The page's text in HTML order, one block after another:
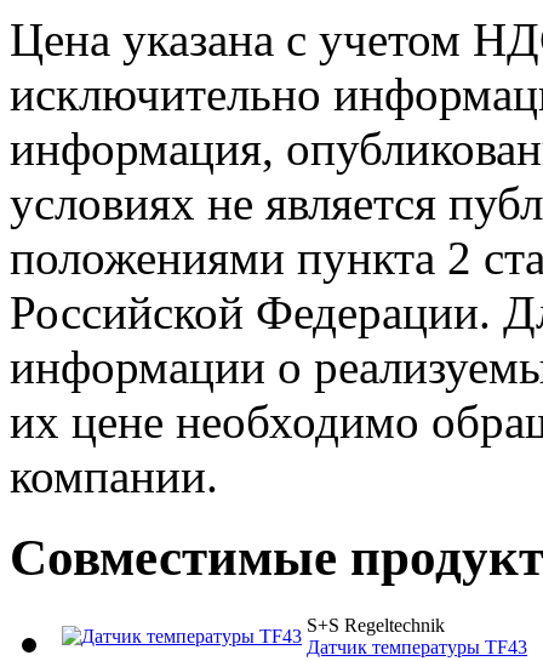
Цена указана с учетом
исключительно
информация,
условиях не является
положениями пункта 2
Российской Федерации.
информации о
их цене необходимо
компании.
Совместимые
S+S Regeltechnik
Датчик температуры TF43